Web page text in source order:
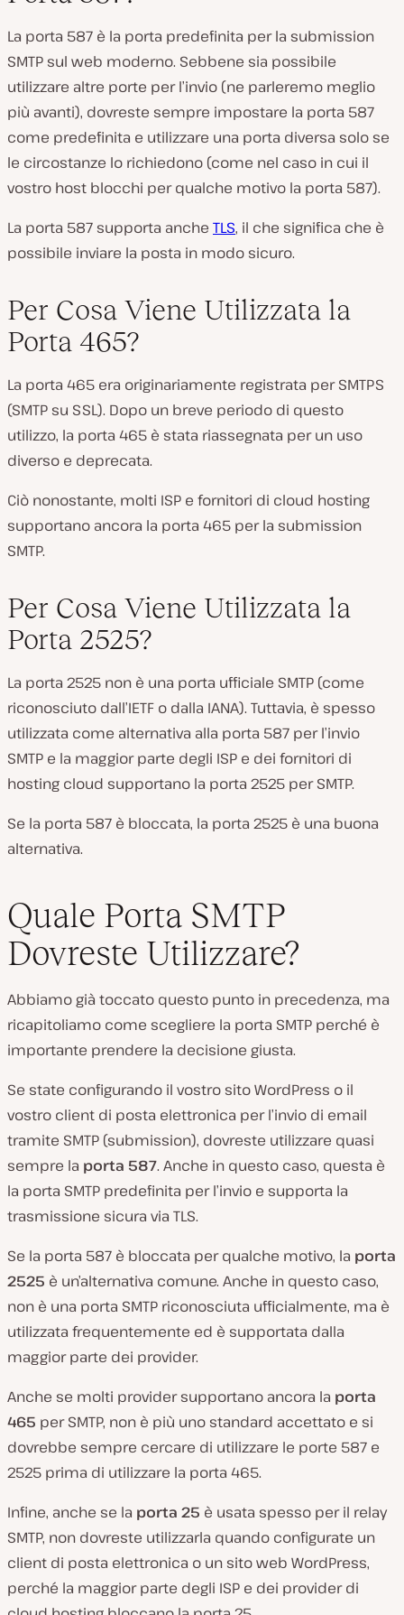
La porta 587 è la porta predefinita per la submission
SMTP sul web moderno. Sebbene sia possibile
utilizzare altre porte per l’invio (ne parleremo meglio
più avanti), dovreste sempre impostare la porta 587
come predefinita e utilizzare una porta diversa solo se
le circostanze lo richiedono (come nel caso in cui il
vostro host blocchi per qualche motivo la porta 587).
La porta 587 supporta anche TLS, il che significa che è
possibile inviare la posta in modo sicuro.
Per Cosa Viene Utilizzata la
Porta 465?
La porta 465 era originariamente registrata per SMTPS
(SMTP su SSL). Dopo un breve periodo di questo
utilizzo, la porta 465 è stata riassegnata per un uso
diverso e deprecata.
Ciò nonostante, molti ISP e fornitori di cloud hosting
supportano ancora la porta 465 per la submission
SMTP.
Per Cosa Viene Utilizzata la
Porta 2525?
La porta 2525 non è una porta ufficiale SMTP (come
riconosciuto dall’IETF o dalla IANA). Tuttavia, è spesso
utilizzata come alternativa alla porta 587 per l’invio
SMTP e la maggior parte degli ISP e dei fornitori di
hosting cloud supportano la porta 2525 per SMTP.
Se la porta 587 è bloccata, la porta 2525 è una buona
alternativa.
Quale Porta SMTP
Dovreste Utilizzare?
Abbiamo già toccato questo punto in precedenza, ma
ricapitoliamo come scegliere la porta SMTP perché è
importante prendere la decisione giusta.
Se state configurando il vostro sito WordPress o il
vostro client di posta elettronica per l’invio di email
tramite SMTP (submission), dovreste utilizzare quasi
sempre la porta 587. Anche in questo caso, questa è
la porta SMTP predefinita per l’invio e supporta la
trasmissione sicura via TLS.
Se la porta 587 è bloccata per qualche motivo, la porta
2525 è un’alternativa comune. Anche in questo caso,
non è una porta SMTP riconosciuta ufficialmente, ma è
utilizzata frequentemente ed è supportata dalla
maggior parte dei provider.
Anche se molti provider supportano ancora la porta
465 per SMTP, non è più uno standard accettato e si
dovrebbe sempre cercare di utilizzare le porte 587 e
2525 prima di utilizzare la porta 465.
Infine, anche se la porta 25 è usata spesso per il relay
SMTP, non dovreste utilizzarla quando configurate un
client di posta elettronica o un sito web WordPress,
perché la maggior parte degli ISP e dei provider di